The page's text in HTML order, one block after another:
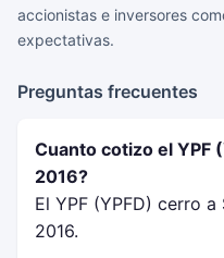
accionistas e inversores
expectativas.
Preguntas frecuentes
Cuanto cotizo el YPF
2016?
El YPF (YPFD) cerro
2016.